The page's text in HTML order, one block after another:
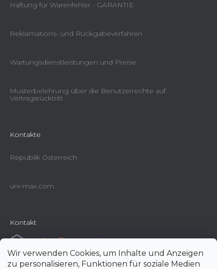
Wir verwenden Cookies, um Inhalte und Anzeigen
zu personalisieren, Funktionen für soziale Medien
Haftung für Warenfehler - GARANTIE
Reklamations- und Rückgabeverfahren
Wartungsdienstleistungen und Preise
Musterbelehrung über die Benutzerrechte auf
Vertragsrücktritt
Kontakte
Republik Österreich
uni-max.com
Kontakt
e-shop@uni-max.at
+420 266 190 190